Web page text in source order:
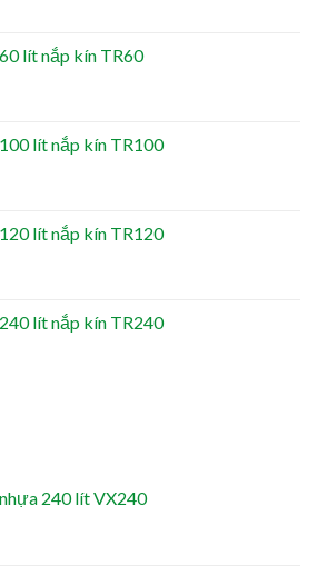
lít nắp kín TR60
lít nắp kín TR100
lít nắp kín TR120
lít nắp kín TR240
240 lít VX240